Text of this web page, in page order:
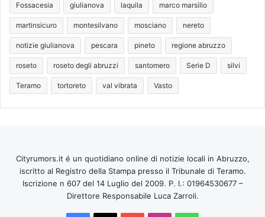
Fossacesia giulianova laquila marco marsilio
martinsicuro montesilvano mosciano nereto
notizie giulianova pescara pineto regione abruzzo
roseto roseto degli abruzzi santomero Serie D silvi
Teramo tortoreto val vibrata Vasto
Cityrumors.it é un quotidiano online di notizie locali in Abruzzo,
iscritto al Registro della Stampa presso il Tribunale di Teramo.
Iscrizione n 607 del 14 Luglio del 2009. P. I.: 01964530677 –
Direttore Responsabile Luca Zarroli.